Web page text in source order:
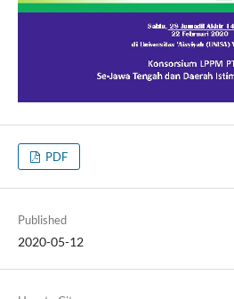
PDF
Published
2020-05-12